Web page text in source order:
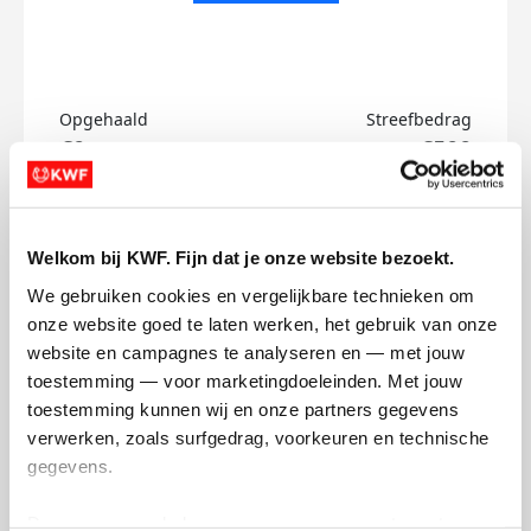
Welkom bij KWF. Fijn dat je onze website bezoekt.
We gebruiken cookies en vergelijkbare technieken om
onze website goed te laten werken, het gebruik van onze
website en campagnes te analyseren en — met jouw
toestemming — voor marketingdoeleinden. Met jouw
toestemming kunnen wij en onze partners gegevens
verwerken, zoals surfgedrag, voorkeuren en technische
gegevens.
Opgehaald
€0
Streefbedrag
€500
Doneer
Yentl's badges